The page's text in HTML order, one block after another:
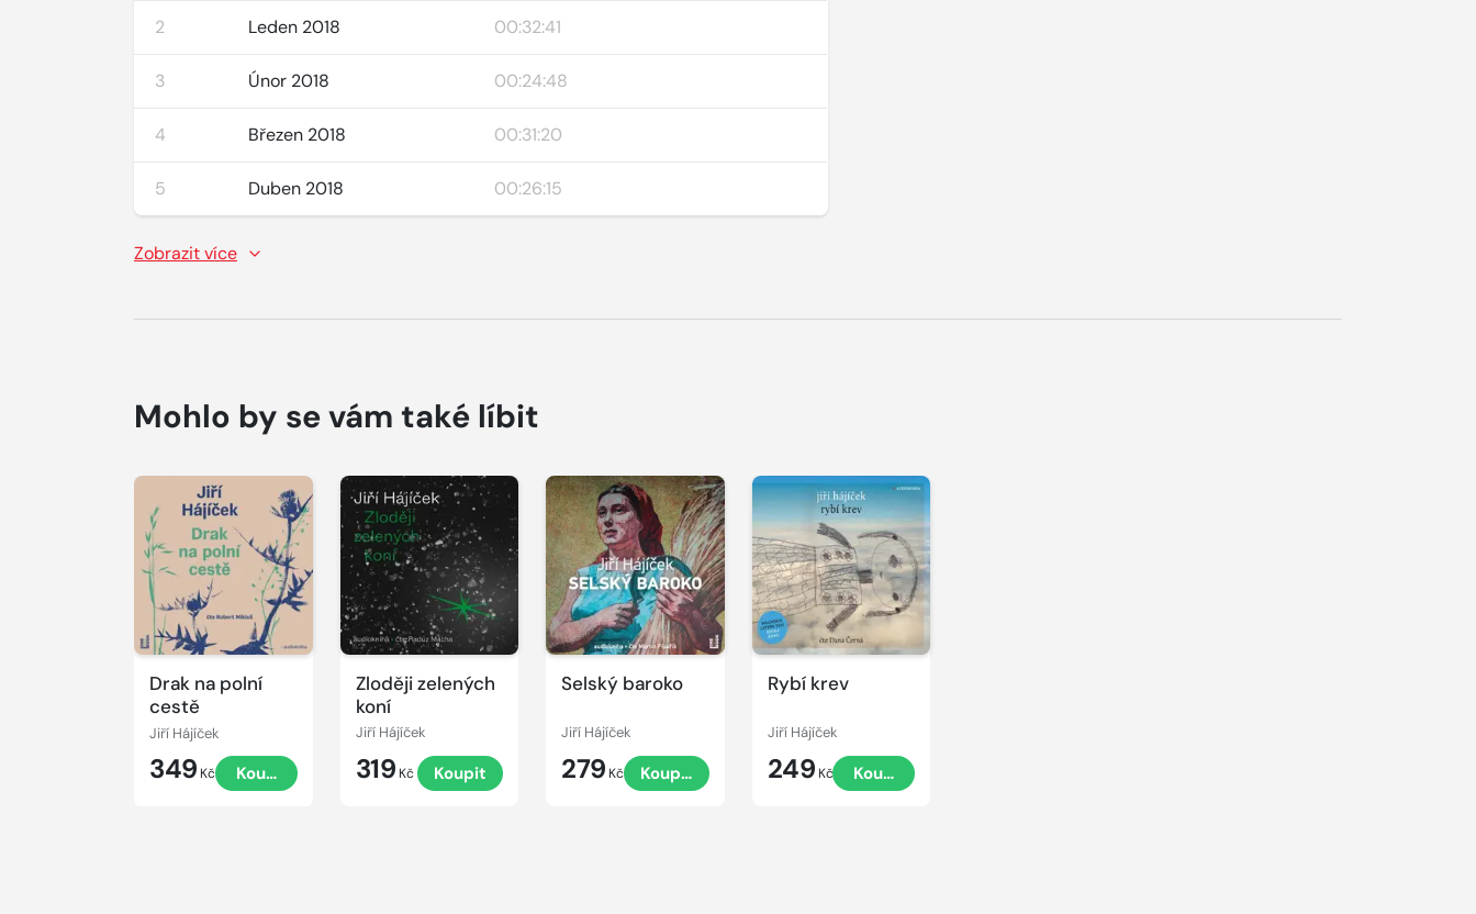
2 Leden 2018 00:32:41
3 Únor 2018 00:24:48
4 Březen 2018 00:31:20
5 Duben 2018 00:26:15
Zobrazit více
Mohlo by se vám také líbit
Drak na polní
cestě
Jiří Hájíček
349 Kč Koupit
Přehrát
ukázku
Zloději zelených
koní
Jiří Hájíček
319 Kč Koupit
Přehrát
ukázku
Selský baroko
Jiří Hájíček
279 Kč Koupit
Přehrát
ukázku
Rybí krev
Jiří Hájíček
249 Kč Koupit